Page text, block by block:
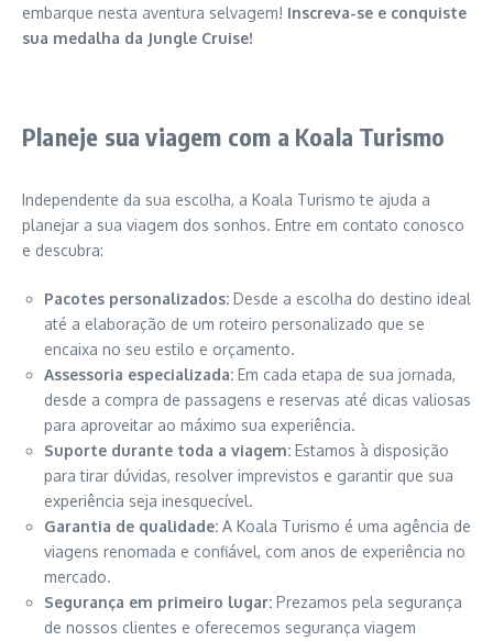
embarque nesta aventura selvagem! Inscreva-se e conquiste
sua medalha da Jungle Cruise!
Planeje sua viagem com a Koala Turismo
Independente da sua escolha, a Koala Turismo te ajuda a
planejar a sua viagem dos sonhos. Entre em contato conosco
e descubra:
Pacotes personalizados: Desde a escolha do destino ideal
até a elaboração de um roteiro personalizado que se
encaixa no seu estilo e orçamento.
Assessoria especializada: Em cada etapa de sua jornada,
desde a compra de passagens e reservas até dicas valiosas
para aproveitar ao máximo sua experiência.
Suporte durante toda a viagem: Estamos à disposição
para tirar dúvidas, resolver imprevistos e garantir que sua
experiência seja inesquecível.
Garantia de qualidade: A Koala Turismo é uma agência de
viagens renomada e confiável, com anos de experiência no
mercado.
Segurança em primeiro lugar: Prezamos pela segurança
de nossos clientes e oferecemos segurança viagem